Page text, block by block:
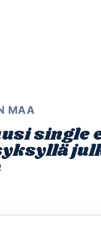
MAA
single